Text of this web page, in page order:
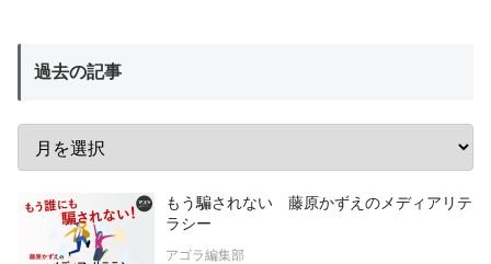
過去の記事
もう騙されない 藤原かずえのメディアリテ
ラシー
アゴラ編集部